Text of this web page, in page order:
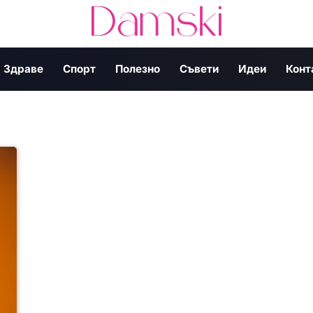
Здраве Спорт Полезно Съвети Идеи